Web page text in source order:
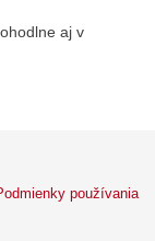
aj v
používania